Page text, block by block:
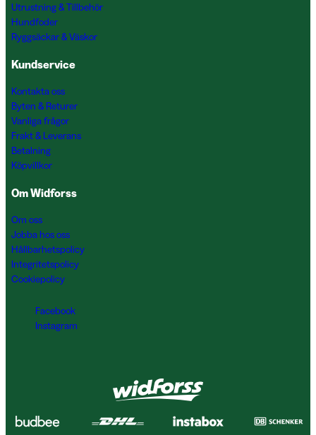
Utrustning & Tillbehör
Hundfoder
Ryggsäckar & Väskor
Kundservice
Kontakta oss
Byten & Returer
Vanliga frågor
Frakt & Leverans
Betalning
Köpvillkor
Om Widforss
Om oss
Jobba hos oss
Hållbarhetspolicy
Integritetspolicy
Cookiepolicy
Facebook
Instagram